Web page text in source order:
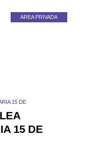
AREA PRIVADA
15 DE
15 DE